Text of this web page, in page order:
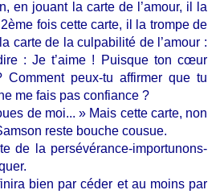
en jouant la carte de l’amour, il la
fois cette carte, il la trompe de
carte de la culpabilité de l’amour :
: Je t’aime ! Puisque ton cœur
Comment peux-tu affirmer que tu
me fais pas confiance ?
de moi... » Mais cette carte, non
reste bouche cousue.
de la persévérance-importunons-
bien par céder et au moins par